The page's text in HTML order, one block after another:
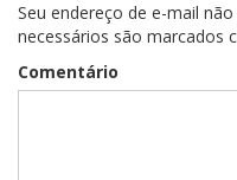
Seu endereço de e-mail
necessários são marcados
Comentário